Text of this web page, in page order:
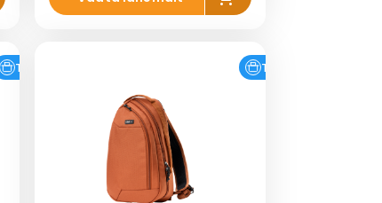
a
Tasuta tarne Tasuta tarne